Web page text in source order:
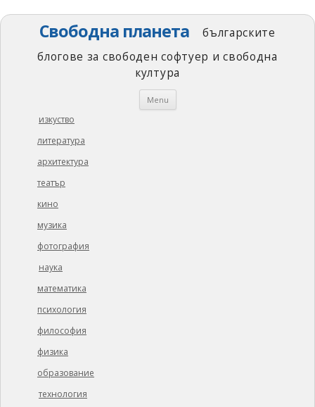
Свободна планета
българските
блогове за свободен софтуер и свободна
култура
Menu Skip
изкуство
литература
архитектура
театър
кино
музика
фотография
наука
математика
психология
философия
физика
образование
технология